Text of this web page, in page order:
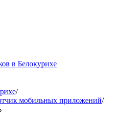
в Белокурихе
/
мобильных приложений/